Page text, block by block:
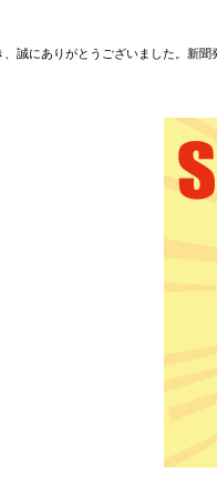
誠にありがとうございました。新